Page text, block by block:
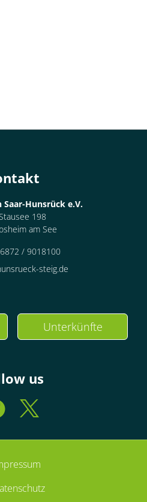
Hunsrück e.V.
198
am See
/ 9018100
steig.de
Unterkünfte
us